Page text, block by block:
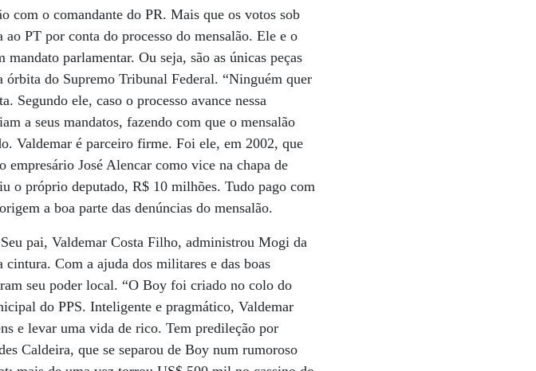
com o comandante do PR. Mais que os votos sob
PT por conta do processo do mensalão. Ele e o
parlamentar. Ou seja, são as únicas peças
órbita do Supremo Tribunal Federal. “Ninguém quer
Segundo ele, caso o processo avance nessa
a seus mandatos, fazendo com que o mensalão
Valdemar é parceiro firme. Foi ele, em 2002, que
José Alencar como vice na chapa de
o próprio deputado, R$ 10 milhões. Tudo pago com
a boa parte das denúncias do mensalão.
pai, Valdemar Costa Filho, administrou Mogi da
Com a ajuda dos militares e das boas
seu poder local. “O Boy foi criado no colo do
do PPS. Inteligente e pragmático, Valdemar
e levar uma vida de rico. Tem predileção por
Caldeira, que se separou de Boy num rumoroso